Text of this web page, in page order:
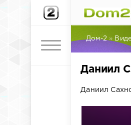
Дом-2 »
Даниил
Даниил